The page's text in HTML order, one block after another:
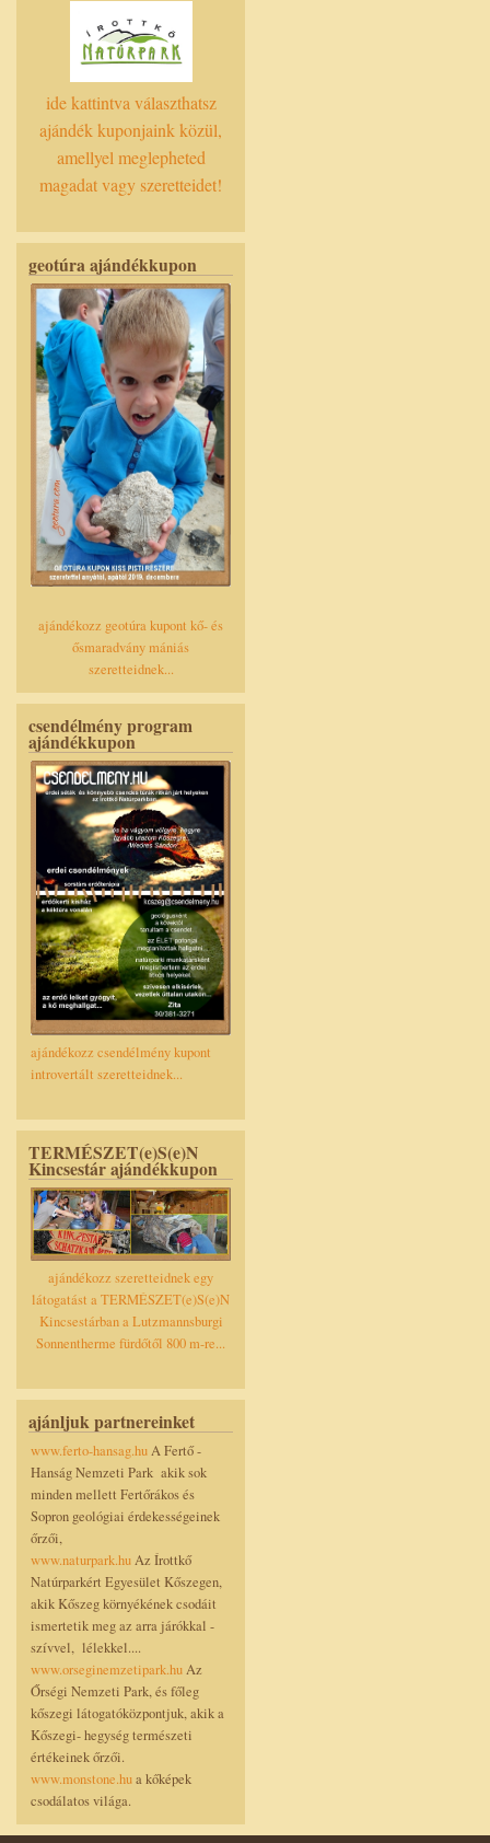
ide kattintva választhatsz
ajándék kuponjaink közül,
amellyel meglepheted
magadat vagy szeretteidet!
geotúra ajándékkupon
ajándékozz geotúra kupont kő- és
ősmaradvány mániás
szeretteidnek...
csendélmény program
ajándékkupon
ajándékozz csendélmény kupont
introvertált szeretteidnek...
TERMÉSZET(e)S(e)N
Kincsestár ajándékkupon
ajándékozz szeretteidnek egy
látogatást a TERMÉSZET(e)S(e)N
Kincsestárban a Lutzmannsburgi
Sonnentherme fürdőtől 800 m-re...
ajánljuk partnereinket
www.ferto-hansag.huA Fertő -
Hanság Nemzeti Park akik sok
minden mellett Fertőrákos és
Sopron geológiai érdekességeinek
őrzői,
www.naturpark.huAz Írottkő
Natúrparkért Egyesület Kőszegen,
akik Kőszeg környékének csodáit
ismertetik meg az arra járókkal -
szívvel, lélekkel....
www.orseginemzetipark.huAz
Őrségi Nemzeti Park, és főleg
kőszegi látogatóközpontjuk, akik a
Kőszegi- hegység természeti
értékeinek őrzői.
www.monstone.hua kőképek
csodálatos világa.